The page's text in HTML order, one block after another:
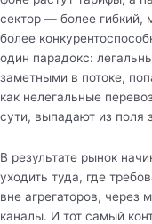
сектор — более гибкий,
более
один парадокс:
заметными в потоке,
как нелегальные
сути, выпадают из поля
В результате рынок
уходить туда, где
вне агрегаторов,
каналы. И тот самый